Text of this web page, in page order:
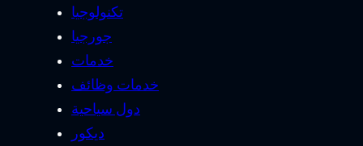
تكنولوجيا
جورجيا
خدمات
خدمات وظائف
دول سياحية
ديكور